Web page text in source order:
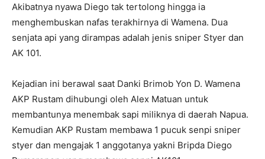
Akibatnya nyawa Diego tak tertolong hingga ia
menghembuskan nafas terakhirnya di Wamena. Dua
senjata api yang dirampas adalah jenis sniper Styer dan
AK 101.
Kejadian ini berawal saat Danki Brimob Yon D. Wamena
AKP Rustam dihubungi oleh Alex Matuan untuk
membantunya menembak sapi miliknya di daerah Napua.
Kemudian AKP Rustam membawa 1 pucuk senpi sniper
styer dan mengajak 1 anggotanya yakni Bripda Diego